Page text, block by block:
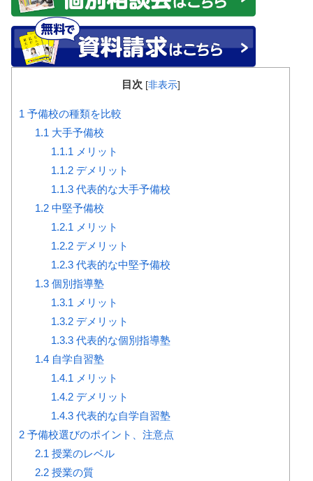
目次 [非表示]
1 予備校の種類を比較
1.1 大手予備校
1.1.1 メリット
1.1.2デメリット
1.1.3代表的な大手予備校
1.2中堅予備校
1.2.1 メリット
1.2.2デメリット
1.2.3代表的な中堅予備校
1.3個別指導塾
1.3.1 メリット
1.3.2デメリット
1.3.3代表的な個別指導塾
1.4自学自習塾
1.4.1 メリット
1.4.2デメリット
1.4.3代表的な自学自習塾
2 予備校選びのポイント、注意点
2.1 授業のレベル
2.2授業の質